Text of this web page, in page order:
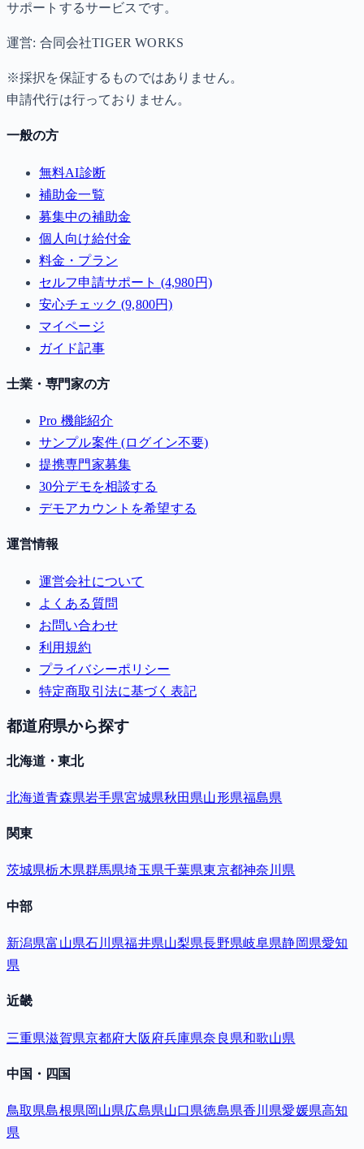
サポートするサービスです。
運営: 合同会社TIGER WORKS
※採択を保証するものではありません。
申請代行は行っておりません。
一般の方
無料AI診断
補助金一覧
募集中の補助金
個人向け給付金
料金・プラン
セルフ申請サポート (4,980円)
安心チェック (9,800円)
マイページ
ガイド記事
士業・専門家の方
Pro 機能紹介
サンプル案件 (ログイン不要)
提携専門家募集
30分デモを相談する
デモアカウントを希望する
運営情報
運営会社について
よくある質問
お問い合わせ
利用規約
プライバシーポリシー
特定商取引法に基づく表記
都道府県から探す
北海道・東北
北海道青森県岩手県宮城県秋田県山形県福島県
関東
茨城県栃木県群馬県埼玉県千葉県東京都神奈川県
中部
新潟県富山県石川県福井県山梨県長野県岐阜県静岡県愛知
県
近畿
三重県滋賀県京都府大阪府兵庫県奈良県和歌山県
中国・四国
鳥取県島根県岡山県広島県山口県徳島県香川県愛媛県高知
県